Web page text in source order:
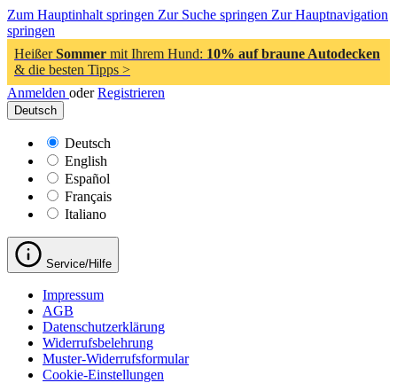
Zum Hauptinhalt springen Zur Suche springen Zur Hauptnavigation
springen
HeißerSommer mit Ihrem Hund: 10% auf braune Autodecken
& die besten Tipps >
Anmelden oder Registrieren
Deutsch
Deutsch
English
Español
Français
Italiano
Service/Hilfe
Impressum
AGB
Datenschutzerklärung
Widerrufsbelehrung
Muster-Widerrufsformular
Cookie-Einstellungen